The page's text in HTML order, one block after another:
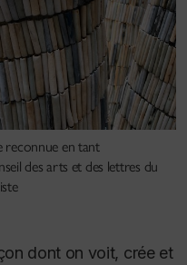
reconnue en tant
des arts et des lettres du
dont on voit, crée et